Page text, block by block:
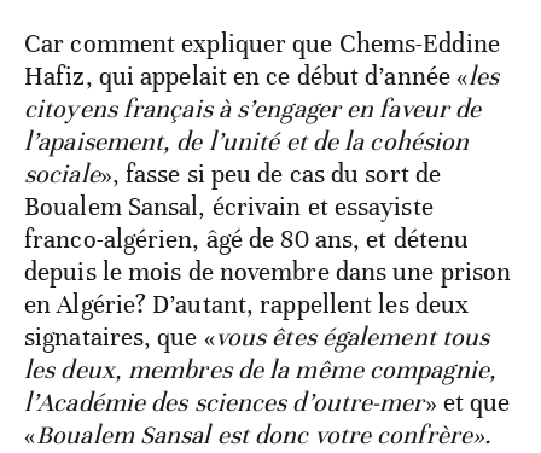
Car comment expliquer que Chems-Eddine
Hafiz, qui appelait en ce début d’année «les
citoyens français à s’engager en faveur de
l’apaisement, de l’unité et de la cohésion
sociale», fasse si peu de cas du sort de
Boualem Sansal, écrivain et essayiste
franco-algérien, âgé de 80 ans, et détenu
depuis le mois de novembre dans une prison
en Algérie? D’autant, rappellent les deux
signataires, que «vous êtes également tous
les deux, membres de la même compagnie,
l’Académie des sciences d’outre-mer» et que
«Boualem Sansal est donc votre confrère».